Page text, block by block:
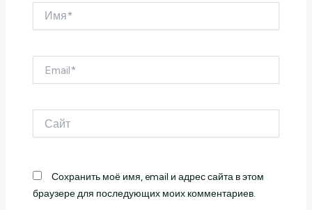
Сохранить моё имя, email и адрес сайта в этом
браузере для последующих моих комментариев.